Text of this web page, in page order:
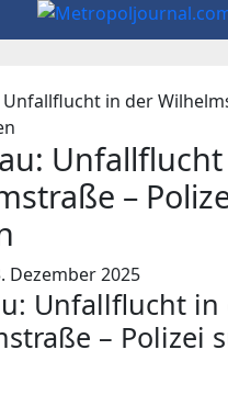
–
Dezember 2025
Unfallflucht in
– Polizei